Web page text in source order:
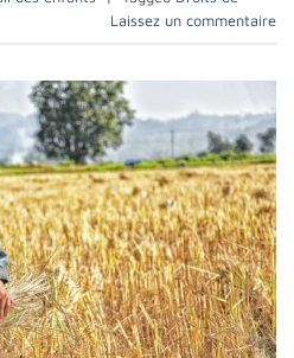
Laissez un commentaire